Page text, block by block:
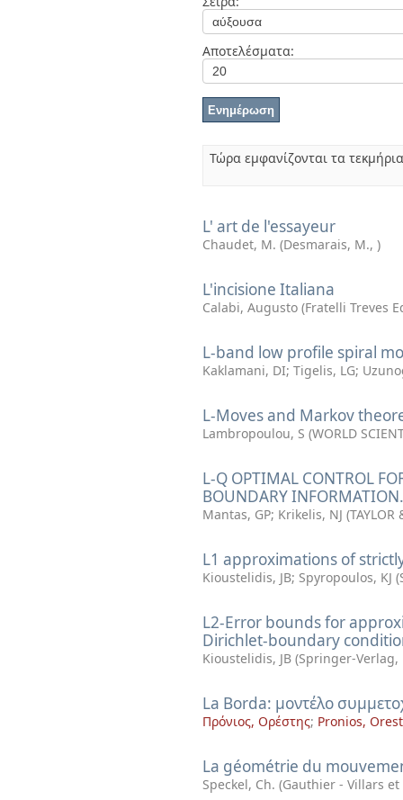
Αποτελέσματα:
Τώρα εμφανίζονται τα
L' art de l'essayeur
Chaudet, M. (Desmarais, M., )
L'incisione Italiana
Calabi, Augusto (Fratelli Treves
L-band low profile spiral
Kaklamani, DI; Tigelis, LG;
L-Moves and Markov
Lambropoulou, S (WORLD
L-Q OPTIMAL CONTROL
BOUNDARY INFORMATION.
Mantas, GP; Krikelis, NJ (TAYLOR
L1 approximations of
Kioustelidis, JB; Spyropoulos, KJ (
L2-Error bounds for
Dirichlet-boundary
Kioustelidis, JB (Springer-Verlag,
La Borda: μοντέλο
Πρόνιος, Ορέστης; Pronios,
La géométrie du
Speckel, Ch. (Gauthier - Villars et